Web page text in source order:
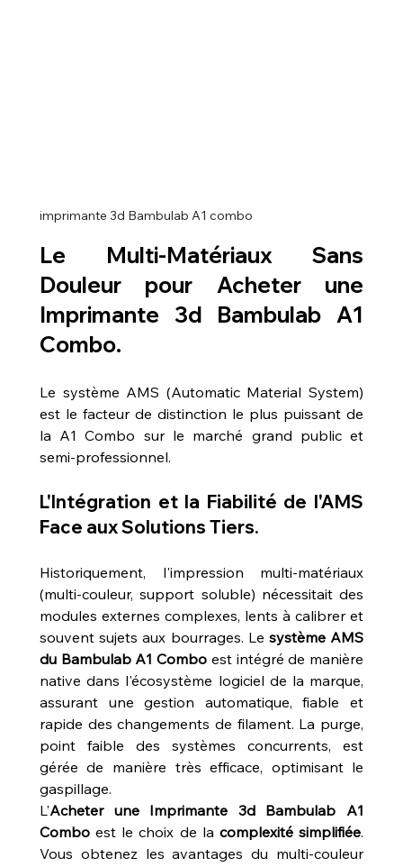
imprimante 3d Bambulab A1 combo
Le Multi-Matériaux Sans
Douleur pour Acheter une
Imprimante 3d Bambulab A1
Combo.
Le système AMS (Automatic Material System)
est le facteur de distinction le plus puissant de
la A1 Combo sur le marché grand public et
semi-professionnel.
L'Intégration et la Fiabilité de l'AMS
Face aux Solutions Tiers.
Historiquement, l'impression multi-matériaux
(multi-couleur, support soluble) nécessitait des
modules externes complexes, lents à calibrer et
souvent sujets aux bourrages. Le système AMS
du Bambulab A1 Combo est intégré de manière
native dans l'écosystème logiciel de la marque,
assurant une gestion automatique, fiable et
rapide des changements de filament. La purge,
point faible des systèmes concurrents, est
gérée de manière très efficace, optimisant le
gaspillage.
L'Acheter une Imprimante 3d Bambulab A1
Combo est le choix de la complexité simplifiée.
Vous obtenez les avantages du multi-couleur